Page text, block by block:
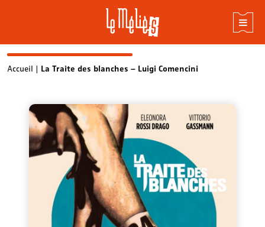
SkipAccueil | La Traite des blanches – Luigi Comencini